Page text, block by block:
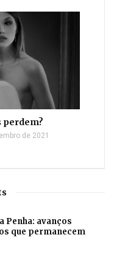
perdem?
de 2021
Penha: avanços
que permanecem